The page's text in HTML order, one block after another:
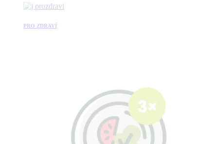
PRO ZDRAVÍ